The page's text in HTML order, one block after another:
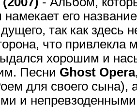
намекает его
так как здесь
что
хорошим и
Песни Ghost Opera
для своего сына),
и